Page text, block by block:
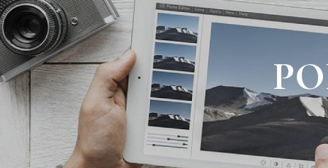
Skip
to
content